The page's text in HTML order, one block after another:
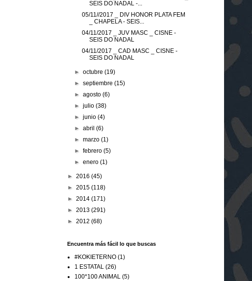
SEIS DO NADAL -...
05/11//2017 _ DIV HONOR PLATA FEM
_ CHAPELA - SEIS...
04/11/2017 _ JUV MASC _ CISNE -
SEIS DO NADAL
04/11/2017 _ CAD MASC _ CISNE -
SEIS DO NADAL
►octubre(19)
►septiembre(15)
►agosto(6)
►julio(38)
►junio(4)
►abril(6)
►marzo(1)
►febrero(5)
►enero(1)
► 2016 (45)
► 2015 (118)
► 2014 (171)
► 2013 (291)
► 2012 (68)
Encuentra más fácil lo que buscas
#KOKIETERNO (1)
1 ESTATAL (26)
100*100 ANIMAL (5)